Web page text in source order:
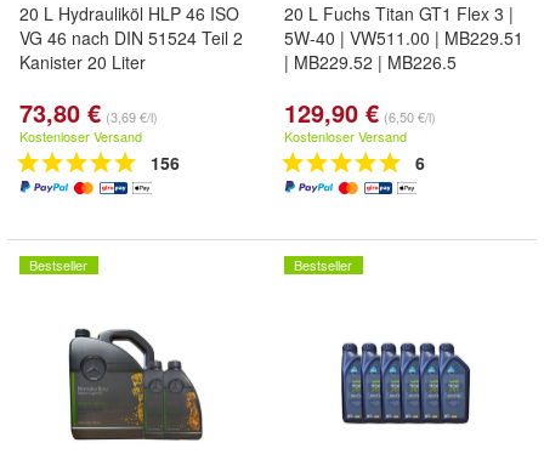
20 L Hydrauliköl HLP 46 ISO
VG 46 nach DIN 51524 Teil 2
Kanister 20 Liter
73,80 € (3,69 €/l)
Kostenloser Versand
156
20 L Fuchs Titan GT1 Flex 3 |
5W-40 | VW511.00 | MB229.51
| MB229.52 | MB226.5
129,90 € (6,50 €/l)
Kostenloser Versand
6
Bestseller Bestseller